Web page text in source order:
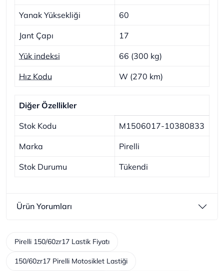
Yanak Yüksekliği 60
Jant Çapı 17
Yük indeksi 66 (300 kg)
Hız Kodu W (270 km)
Diğer Özellikler
Stok Kodu M1506017-10380833
Marka Pirelli
Stok Durumu Tükendi
Ürün Yorumları
Pirelli 150/60zr17 Lastik Fiyatı
150/60zr17 Pirelli Motosiklet Lastiği